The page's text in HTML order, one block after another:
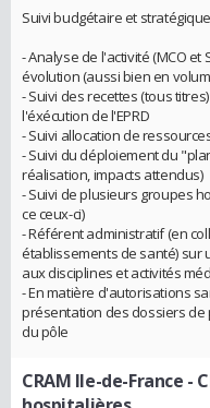
Suivi budgétaire et
- Analyse de l'activité (MCO et
évolution (aussi bien en
- Suivi des recettes (tous
l'éxécution de l'EPRD
- Suivi allocation de
- Suivi du déploiement du
réalisation, impacts attendus)
- Suivi de plusieurs groupes
ce ceux-ci)
- Référent administratif (en
établissements de santé) sur
aux disciplines et activités
- En matière d'autorisations
présentation des dossiers de
du pôle
CRAM Ile-de-France -